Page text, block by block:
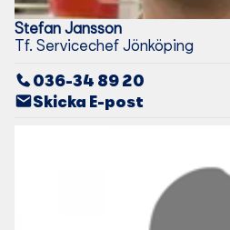
Stefan Jansson
Tf. Servicechef Jönköping
036-34 89 20
Skicka E-post